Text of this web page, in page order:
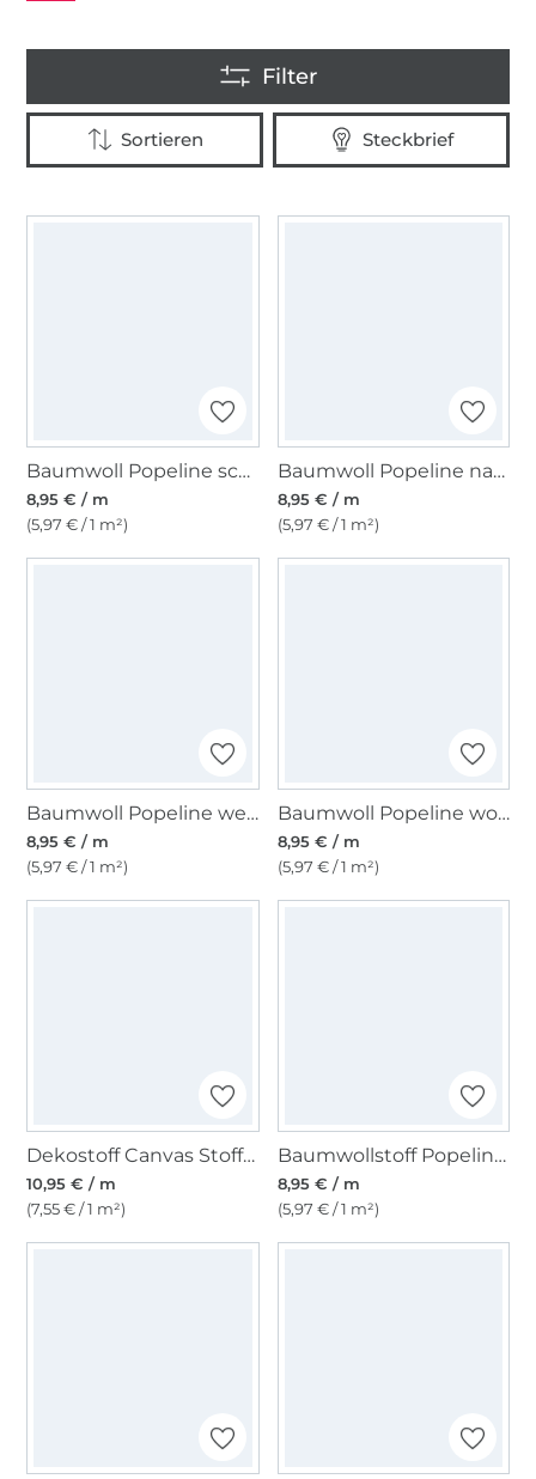
Baumwoll Popeline schwarz
8,95 € / m
(5,97 € / 1 m²)
Baumwoll Popeline navy
8,95 € / m
(5,97 € / 1 m²)
Baumwoll Popeline weiß
8,95 € / m
(5,97 € / 1 m²)
Baumwoll Popeline wollweiß
8,95 € / m
(5,97 € / 1 m²)
Dekostoff Canvas Stoff uni, beige
10,95 € / m
(7,55 € / 1 m²)
Baumwollstoff Popeline hellrosa
8,95 € / m
(5,97 € / 1 m²)